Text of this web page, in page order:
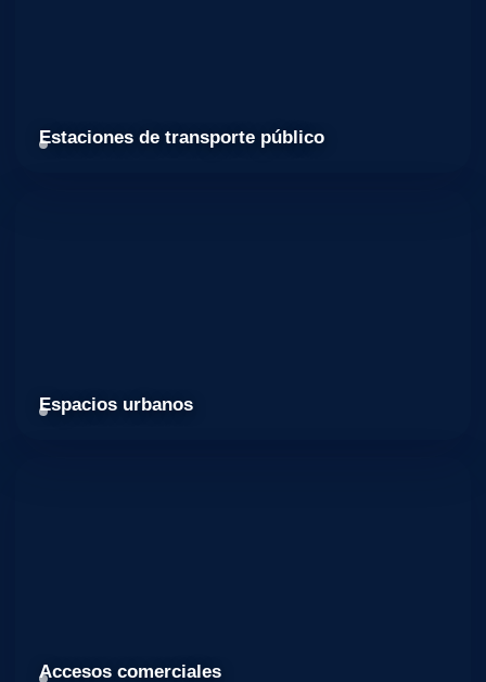
Estaciones de transporte público
Espacios urbanos
Accesos comerciales